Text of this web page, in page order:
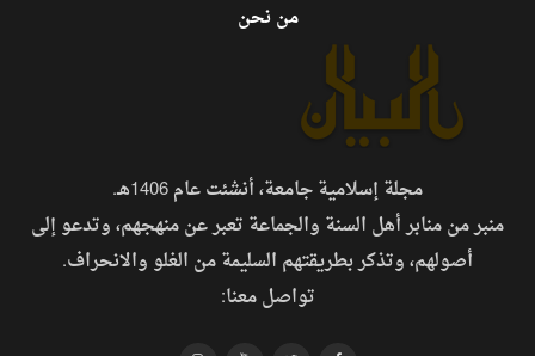
من نحن
مجلة إسلامية جامعة، أنشئت عام 1406هـ.
منبر من منابر أهل السنة والجماعة تعبر عن منهجهم، وتدعو إلى
أصولهم، وتذكر بطريقتهم السليمة من الغلو والانحراف.
تواصل معنا: